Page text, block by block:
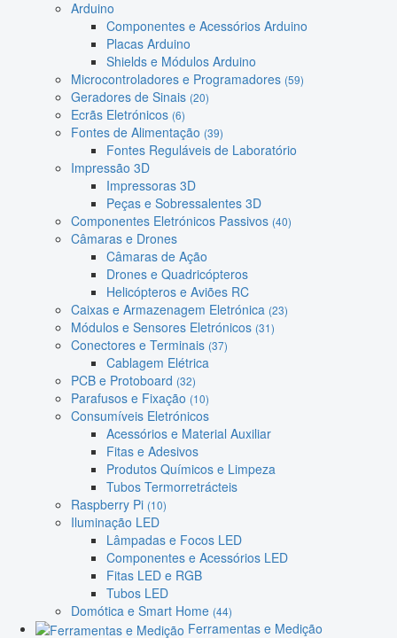
Arduino
Componentes e Acessórios Arduino
Placas Arduino
Shields e Módulos Arduino
Microcontroladores e Programadores (59)
Geradores de Sinais (20)
Ecrãs Eletrónicos (6)
Fontes de Alimentação (39)
Fontes Reguláveis de Laboratório
Impressão 3D
Impressoras 3D
Peças e Sobressalentes 3D
Componentes Eletrónicos Passivos (40)
Câmaras e Drones
Câmaras de Ação
Drones e Quadricópteros
Helicópteros e Aviões RC
Caixas e Armazenagem Eletrónica (23)
Módulos e Sensores Eletrónicos (31)
Conectores e Terminais (37)
Cablagem Elétrica
PCB e Protoboard (32)
Parafusos e Fixação (10)
Consumíveis Eletrónicos
Acessórios e Material Auxiliar
Fitas e Adesivos
Produtos Químicos e Limpeza
Tubos Termorretrácteis
Raspberry Pi (10)
Iluminação LED
Lâmpadas e Focos LED
Componentes e Acessórios LED
Fitas LED e RGB
Tubos LED
Domótica e Smart Home (44)
Ferramentas e Medição